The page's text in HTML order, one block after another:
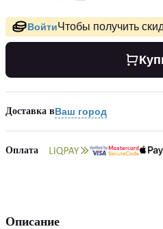
ВойтиЧтобы получить
Доставка вВаш город
Оплата
Описание